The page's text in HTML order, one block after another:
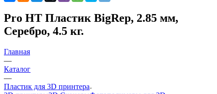
Pro HT Пластик BigRep, 2.85 мм,
Серебро, 4.5 кг.
Главная
—
Каталог
—
Пластик для 3D принтера